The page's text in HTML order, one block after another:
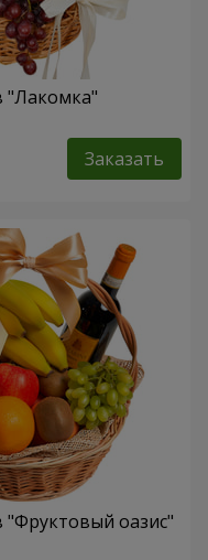
"Лакомка"
Заказать
"Фруктовый оазис"